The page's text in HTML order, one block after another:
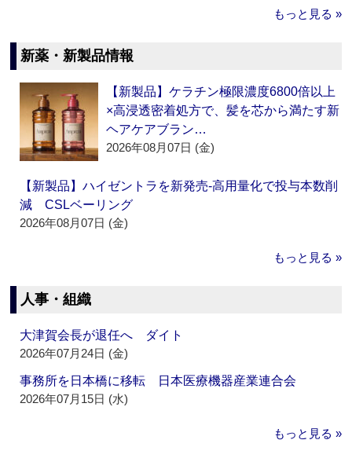
もっと見る »
新薬・新製品情報
【新製品】ケラチン極限濃度6800倍以上
×高浸透密着処方で、髪を芯から満たす新
ヘアケアブラン…
2026年08月07日 (金)
【新製品】ハイゼントラを新発売‐高用量化で投与本数削
減 CSLベーリング
2026年08月07日 (金)
もっと見る »
人事・組織
大津賀会長が退任へ ダイト
2026年07月24日 (金)
事務所を日本橋に移転 日本医療機器産業連合会
2026年07月15日 (水)
もっと見る »